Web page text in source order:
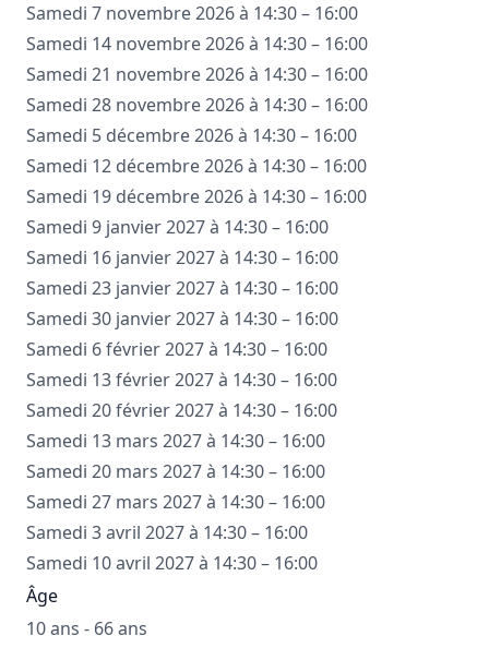
Samedi 7 novembre 2026 à 14:30 – 16:00
Samedi 14 novembre 2026 à 14:30 – 16:00
Samedi 21 novembre 2026 à 14:30 – 16:00
Samedi 28 novembre 2026 à 14:30 – 16:00
Samedi 5 décembre 2026 à 14:30 – 16:00
Samedi 12 décembre 2026 à 14:30 – 16:00
Samedi 19 décembre 2026 à 14:30 – 16:00
Samedi 9 janvier 2027 à 14:30 – 16:00
Samedi 16 janvier 2027 à 14:30 – 16:00
Samedi 23 janvier 2027 à 14:30 – 16:00
Samedi 30 janvier 2027 à 14:30 – 16:00
Samedi 6 février 2027 à 14:30 – 16:00
Samedi 13 février 2027 à 14:30 – 16:00
Samedi 20 février 2027 à 14:30 – 16:00
Samedi 13 mars 2027 à 14:30 – 16:00
Samedi 20 mars 2027 à 14:30 – 16:00
Samedi 27 mars 2027 à 14:30 – 16:00
Samedi 3 avril 2027 à 14:30 – 16:00
Samedi 10 avril 2027 à 14:30 – 16:00
Âge
10 ans - 66 ans